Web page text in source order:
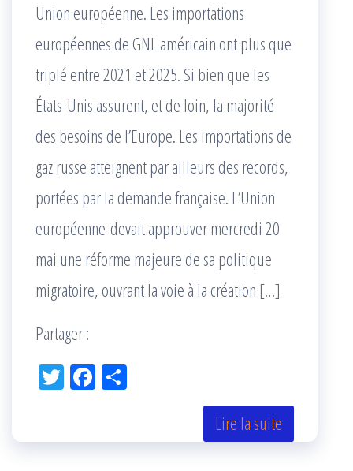
Union européenne. Les importations
européennes de GNL américain ont plus que
triplé entre 2021 et 2025. Si bien que les
États-Unis assurent, et de loin, la majorité
des besoins de l’Europe. Les importations de
gaz russe atteignent par ailleurs des records,
portées par la demande française. L’Union
européenne devait approuver mercredi 20
mai une réforme majeure de sa politique
migratoire, ouvrant la voie à la création […]
Partager :
Tw Fac
k r
Lire la suite